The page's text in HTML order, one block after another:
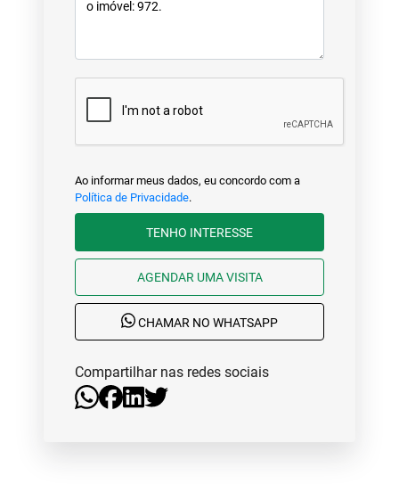
Ao informar meus dados, eu concordo com a
Política de Privacidade.
TENHO INTERESSE
AGENDAR UMA VISITA
CHAMAR NO WHATSAPP
Compartilhar nas redes sociais